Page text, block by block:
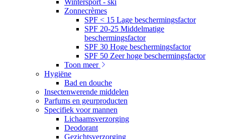
Wintersport - ski
Zonnecrèmes
SPF < 15 Lage beschermingsfactor
SPF 20-25 Middelmatige
beschermingsfactor
SPF 30 Hoge beschermingsfactor
SPF 50 Zeer hoge beschermingsfactor
Toon meer
Hygiëne
Bad en douche
Insectenwerende middelen
Parfums en geurproducten
Specifiek voor mannen
Lichaamsverzorging
Deodorant
Gezichtsverzorging